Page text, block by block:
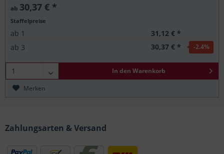
ab 30,37 € *
Staffelpreise
ab 1
31,12 € *
ab 3 30,37 € * -2.4%
In den Warenkorb
Merken
Zahlungsarten & Versand